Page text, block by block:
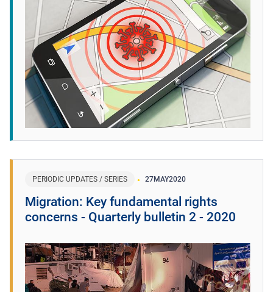
PERIODIC UPDATES / SERIES 27MAY2020
Migration: Key fundamental rights
concerns - Quarterly bulletin 2 - 2020